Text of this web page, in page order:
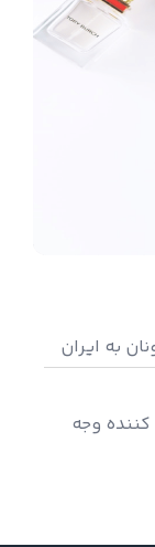
به ایران
وجه